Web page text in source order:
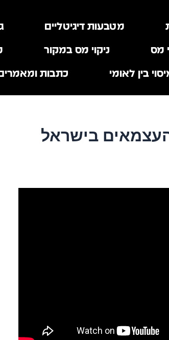
מטבעות דיגיטליים
מס
ניקוי מס במקור
בין לאומי
כתבות
העצמאים בישראל